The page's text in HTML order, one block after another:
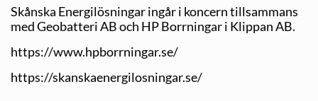
Skånska Energilösningar ingår i koncern tillsammans
med Geobatteri AB och HP Borrningar i Klippan AB.
https://www.hpborrningar.se/
https://skanskaenergilosningar.se/